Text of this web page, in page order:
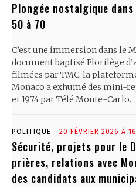
Plongée nostalgique
50 à 70
C’est une immersion dans le
document baptisé Florilège
filmées par TMC, la
Monaco a exhumé des mini-
et 1974 par Télé Monte-Carlo.
POLITIQUE 20 FÉVRIER 2026 À
Sécurité, projets pour le
prières, relations avec
des candidats aux